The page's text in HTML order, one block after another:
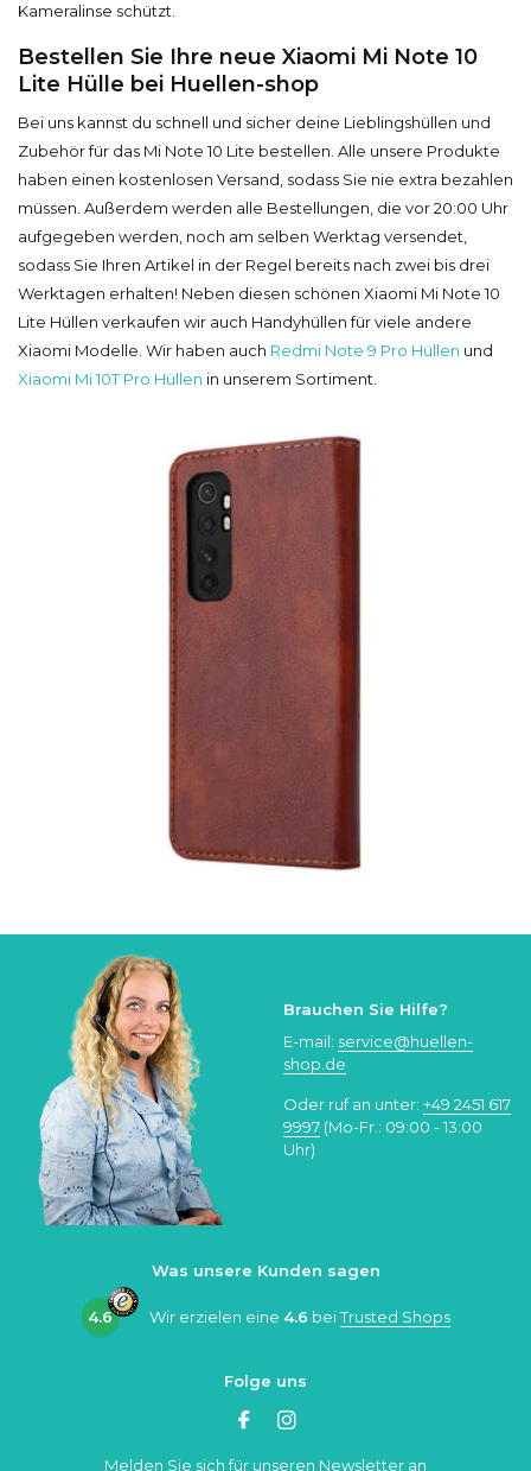
Kameralinse schützt.
Bestellen Sie Ihre neue Xiaomi Mi Note 10
Lite Hülle bei Huellen-shop
Bei uns kannst du schnell und sicher deine Lieblingshüllen und
Zubehör für das Mi Note 10 Lite bestellen. Alle unsere Produkte
haben einen kostenlosen Versand, sodass Sie nie extra bezahlen
müssen. Außerdem werden alle Bestellungen, die vor 20:00 Uhr
aufgegeben werden, noch am selben Werktag versendet,
sodass Sie Ihren Artikel in der Regel bereits nach zwei bis drei
Werktagen erhalten! Neben diesen schönen Xiaomi Mi Note 10
Lite Hüllen verkaufen wir auch Handyhüllen für viele andere
Xiaomi Modelle. Wir haben auch Redmi Note 9 Pro Hüllen und
Xiaomi Mi 10T Pro Hüllen in unserem Sortiment.
Brauchen Sie Hilfe?
E-mail: service@huellen-
shop.de
Oder ruf an unter: +49 2451 617
9997 (Mo-Fr.: 09:00 - 13:00
Uhr)
Was unsere Kunden sagen
4.6 Wir erzielen eine 4.6 beiTrusted Shops
Folge uns
Melden Sie sich für unseren Newsletter an